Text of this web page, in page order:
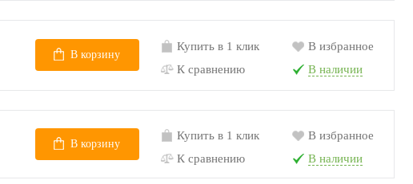
В корзину
Купить в 1 клик
К сравнению
В избранное
В наличии
В корзину
Купить в 1 клик
К сравнению
В избранное
В наличии